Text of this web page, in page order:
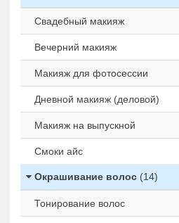
Свадебный макияж
Вечерний макияж
Макияж для фотосессии
Дневной макияж (деловой)
Макияж на выпускной
Смоки айс
Окрашивание волос (14)
Тонирование волос